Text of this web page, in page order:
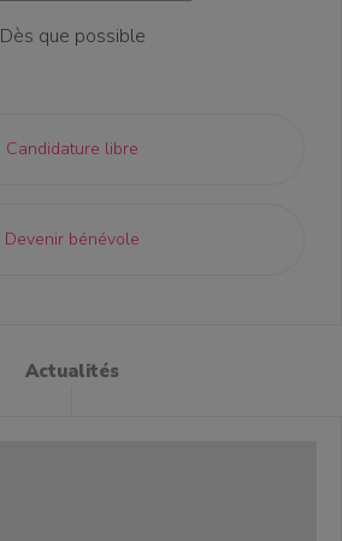
Dès que possible
Candidature libre
Devenir bénévole
Actualités